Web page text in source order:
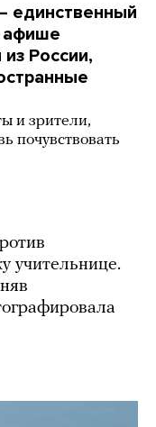
единственный
афише
России,
и зрители,
почувствовать
учительнице.